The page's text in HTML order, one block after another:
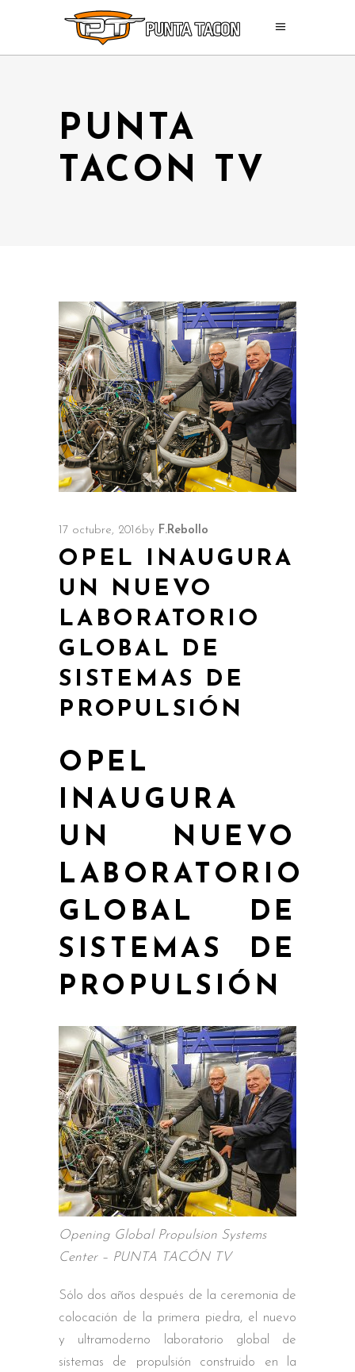
PUNTA
TACON TV
17 octubre, 2016 by F.Rebollo
OPEL INAUGURA
UN NUEVO
LABORATORIO
GLOBAL DE
SISTEMAS DE
PROPULSIÓN
OPEL
INAUGURA
UN NUEVO
LABORATORIO
GLOBAL DE
SISTEMAS DE
PROPULSIÓN
Opening Global Propulsion Systems
Center – PUNTA TACÓN TV
Sólo dos años después de la ceremonia de
colocación de la primera piedra, el nuevo
y ultramoderno laboratorio global de
sistemas de propulsión construido en la